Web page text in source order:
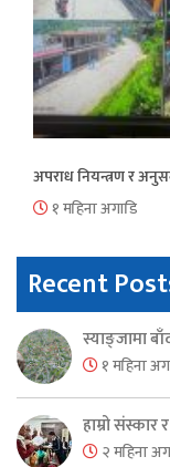
अपराध नियन्त्रण र
१ महिना अगाडि
Recent
स्याङ्जामा
१ महिना
हाम्रो
२ महिना